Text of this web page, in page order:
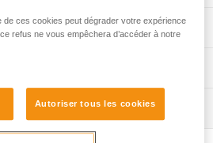
un antichute mobile ASAP
protégée de l'abrasion et des
pochette en tissu résistant,
facilite le contrôle périodique,
24537
EPI
de ces cookies peut dégrader votre expérience
refus ne vous empêchera d’accéder à notre
Autoriser tous les cookies